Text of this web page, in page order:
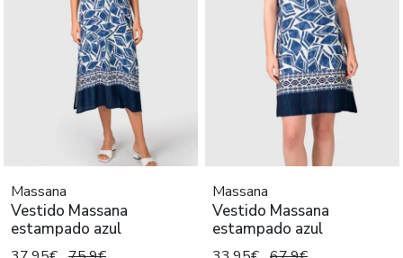
Massana
Vestido Massana
estampado azul
Massana
Vestido Massana
estampado azul